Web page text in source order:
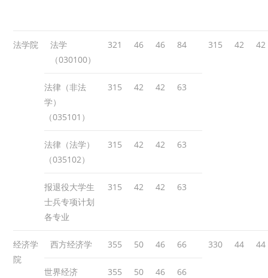
法学院
法学
（030100）
321 46 46 84 315 42 42
法律（非法
学）
（035101）
315 42 42 63
法律（法学）
（035102）
315 42 42 63
报退役大学生
士兵专项计划
各专业
315 42 42 63
经济学
院
西方经济学 355 50 46 66 330 44 44
世界经济 355 50 46 66